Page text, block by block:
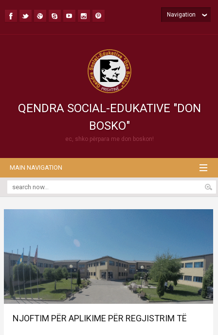
QENDRA SOCIAL-EDUKATIVE "DON
BOSKO"
ec, shko përpara me don boskon!
Navigation
MAIN NAVIGATION
NJOFTIM PËR APLIKIME PËR REGJISTRIM TË